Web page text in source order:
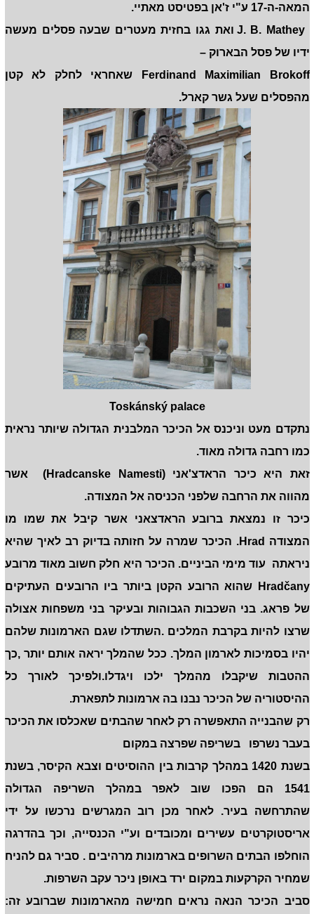
המאה-ה-17 ע"י ז'אן בפטיסט מאתיי.
J. B. Mathey ואת גגו בחזית מעטרים שבעה פסלים מעשה
ידיו של פסל הבארוק –
Ferdinand Maximilian Brokoff שאחראי לחלק לא קטן
מהפסלים שעל גשר קארל.
Toskánský palace
נתקדם מעט וניכנס אל הכיכר המלבנית הגדולה שיותר נראית
כמו רחבה גדולה מאוד.
זאת היא כיכר הראדצ'אני (Hradcanske Namesti) אשר
מהווה את הרחבה שלפני הכניסה אל המצודה.
כיכר זו נמצאת ברובע הראדצאני אשר קיבל את שמו מו
המצודה Hrad. הכיכר שמרה על חזותה בדיוק רב לאיך שהיא
ניראתה עוד מימי הביניים. הכיכר היא חלק חשוב מאוד מרובע
Hradčany שהוא הרובע הקטן ביותר ביו הרובעים העתיקים
של פראג. בני השכבות הגבוהות ובעיקר בני משפחות אצולה
שרצו להיות בקרבת המלכים .השתדלו שגם הארמונות שלהם
יהיו בסמיכות לארמון המלך. ככל שהמלך יראה אותם יותר ,כך
ההטבות שיקבלו מהמלך ילכו ויגדלו.ולפיכך לאורך כל
ההיסטוריה של הכיכר נבנו בה ארמונות לתפארת.
רק שהבנייה התאפשרה רק לאחר שהבתים שאכלסו את הכיכר
בעבר נשרפו בשריפה שפרצה במקום
בשנת 1420 במהלך קרבות בין ההוסיטים וצבא הקיסר, בשנת
1541 הם הפכו שוב לאפר במהלך השריפה הגדולה
שהתרחשה בעיר. לאחר מכן רוב המגרשים נרכשו על ידי
אריסטוקרטים עשירים ומכובדים וע"י הכנסייה, וכך בהדרגה
הוחלפו הבתים השרופים בארמונות מרהיבים . סביר גם להניח
שמחיר הקרקעות במקום ירד באופן ניכר עקב השרפות.
סביב הכיכר הנאה נראים חמישה מהארמונות שברובע זה: